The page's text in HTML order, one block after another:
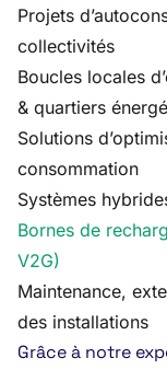
Projets
collectivités
Boucles locales
& quartiers
Solutions
consommation
Systèmes
Bornes de
V2G)
Maintenance,
des installations
Grâce à notre